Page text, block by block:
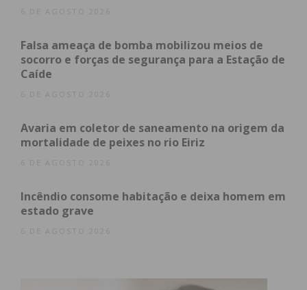
Imediato
Assine nossa newsletter por e-mail e
atualizada.
Eu li e concordo com os
6 DE AGOSTO 2026
Falsa ameaça de bomba mobilizou meios de
socorro e forças de segurança para a Estação de
Caíde
6 DE AGOSTO 2026
Avaria em coletor de saneamento na origem da
mortalidade de peixes no rio Eiriz
6 DE AGOSTO 2026
Incêndio consome habitação e deixa homem em
estado grave
6 DE AGOSTO 2026